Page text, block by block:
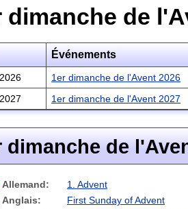
dimanche de
Événements
1er dimanche de l'Avent 2026
1er dimanche de l'Avent 2027
dimanche de
Allemand:
1. Advent
Anglais:
First Sunday of Advent